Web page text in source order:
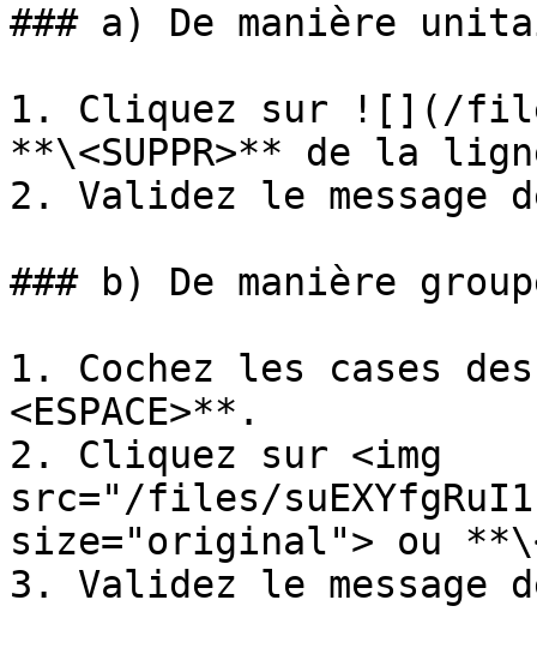
### a) De manière
1. Cliquez sur ![](/files/
**\<SUPPR>** de la
2. Validez le message
### b) De manière
1. Cochez les cases
<ESPACE>**.
2. Cliquez sur <img
src="/files/
size="original"> ou
3. Validez le message